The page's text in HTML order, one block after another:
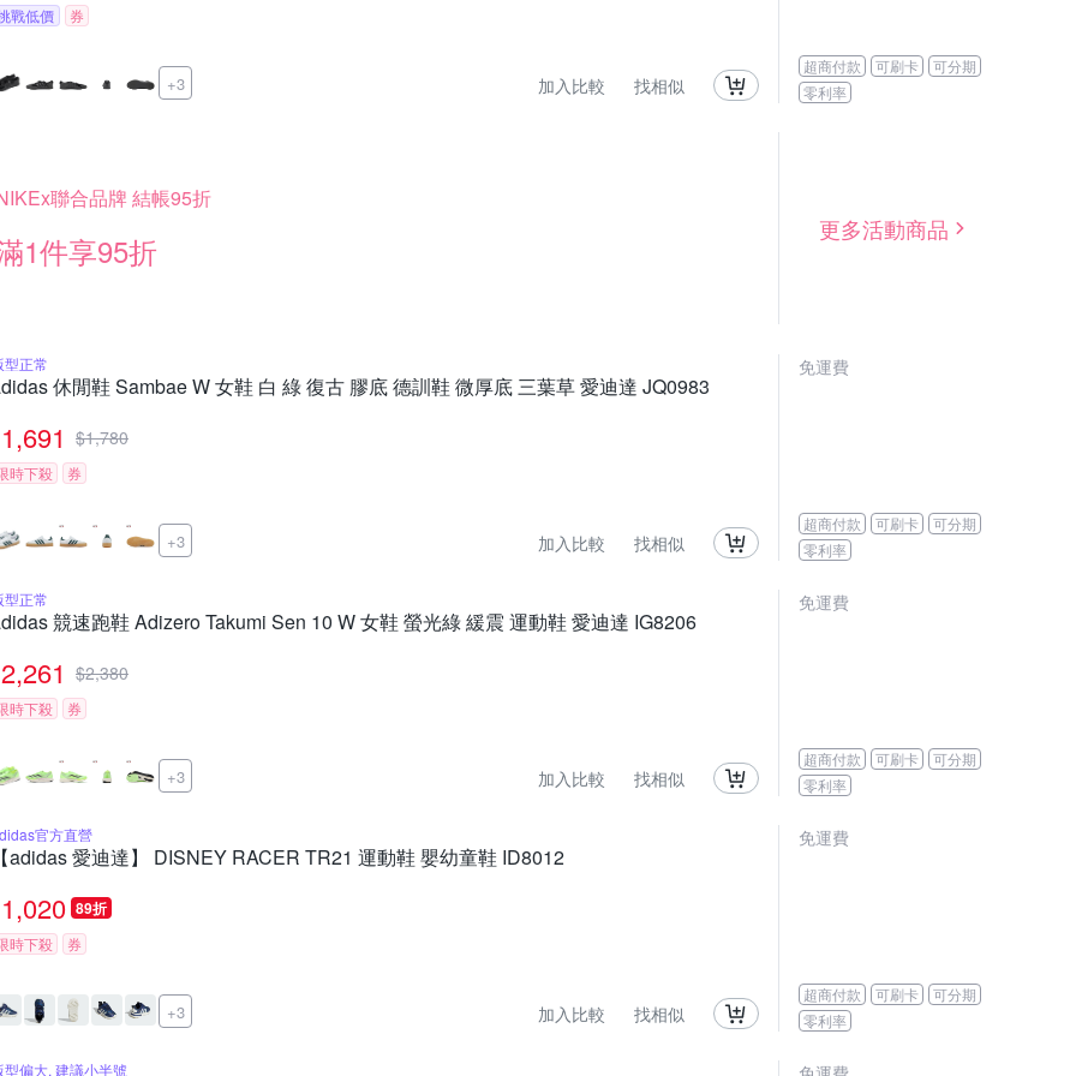
戰低價 券
+3 加入比較 找相似
超商付款 可刷卡
可分期
零利率
聯合品牌 結帳95折
1件享95折
更多活動商品
型正常
休閒鞋 Sambae W 女鞋 白 綠 復古 膠底 德訓鞋 微厚底 三葉草 愛迪達 JQ0983
1,691 $1,780
時下殺 券
+3 加入比較 找相似
免運費
超商付款 可刷卡
可分期
零利率
型正常
競速跑鞋 Adizero Takumi Sen 10 W 女鞋 螢光綠 緩震 運動鞋 愛迪達 IG8206
2,261 $2,380
時下殺 券
+3 加入比較 找相似
免運費
超商付款 可刷卡
可分期
零利率
官方直營
adidas 愛迪達】 DISNEY RACER TR21 運動鞋 嬰幼童鞋 ID8012
1,020 89折
時下殺 券
+3 加入比較 找相似
免運費
超商付款 可刷卡
可分期
零利率
型偏大, 建議小半號